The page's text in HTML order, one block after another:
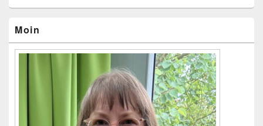
Seitenleisten-
Widgetbereich
Moin